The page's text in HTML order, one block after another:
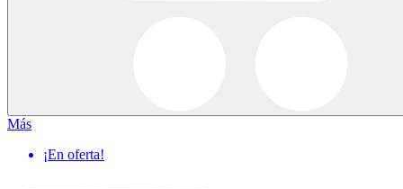
Más
¡En oferta!